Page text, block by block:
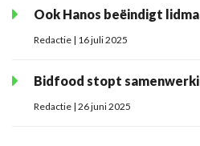
Ook Hanos beëindigt
Redactie | 16 juli 2025
Bidfood stopt
Redactie | 26 juni 2025